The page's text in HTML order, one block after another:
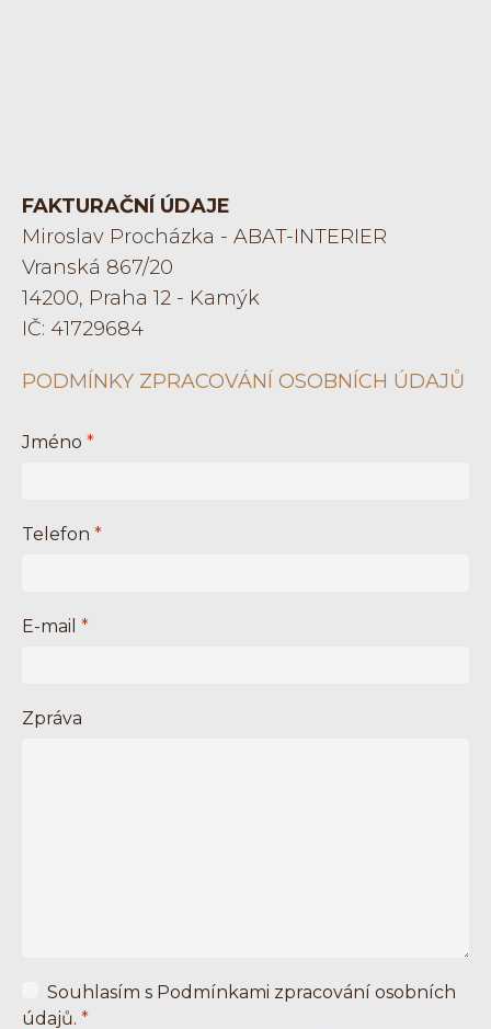
FAKTURAČNÍ ÚDAJE
Miroslav Procházka - ABAT-INTERIER
Vranská 867/20
14200, Praha 12 - Kamýk
IČ: 41729684
PODMÍNKY ZPRACOVÁNÍ OSOBNÍCH ÚDAJŮ
Jméno *
Telefon *
E-mail *
Zpráva
Souhlasím s Podmínkami zpracování osobních
údajů. *